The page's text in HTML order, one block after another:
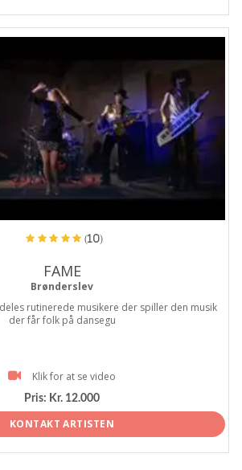
(10)
FAME
Brønderslev
rutinerede musikere der spiller den musik
der får folk på dansegu
Klik for at se video
Pris: Kr. 12.000
KONTAKT ARTISTEN